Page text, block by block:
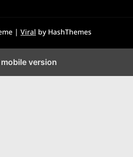
| Viral by HashThemes
version